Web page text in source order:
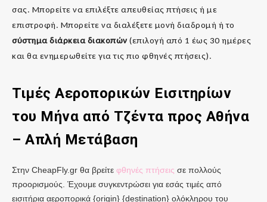
σας. Μπορείτε να επιλέξτε απευθείας πτήσεις ή με
επιστροφή. Μπορείτε να διαλέξετε μονή διαδρομή ή το
σύστημα διάρκεια διακοπών (επιλογή από 1 έως 30 ημέρες
και θα ενημερωθείτε για τις πιο φθηνές πτήσεις).
Τιμές Αεροπορικών Εισιτηρίων
του Μήνα από Τζέντα προς Αθήνα
– Απλή Μετάβαση
Στην CheapFly.gr θα βρείτε φθηνές πτήσεις σε πολλούς
προορισμούς. Έχουμε συγκεντρώσει για εσάς τιμές από
εισιτήρια αεροπορικά {origin} {destination} ολόκληρου του